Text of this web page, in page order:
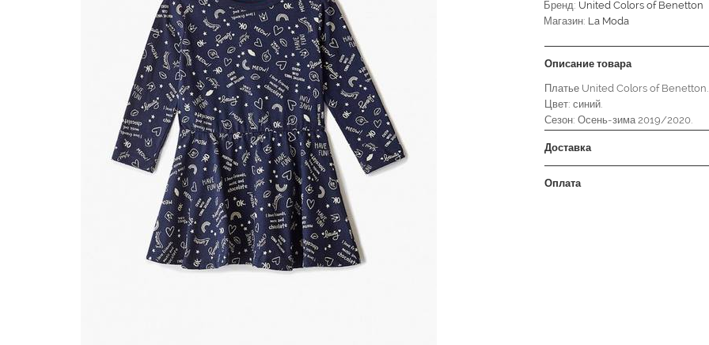
Бренд: United Colors of Benetton
Магазин: La Moda
Описание товара
Платье United Colors of Benetton.
Цвет: синий.
Сезон: Осень-зима 2019/2020.
Доставка
Оплата